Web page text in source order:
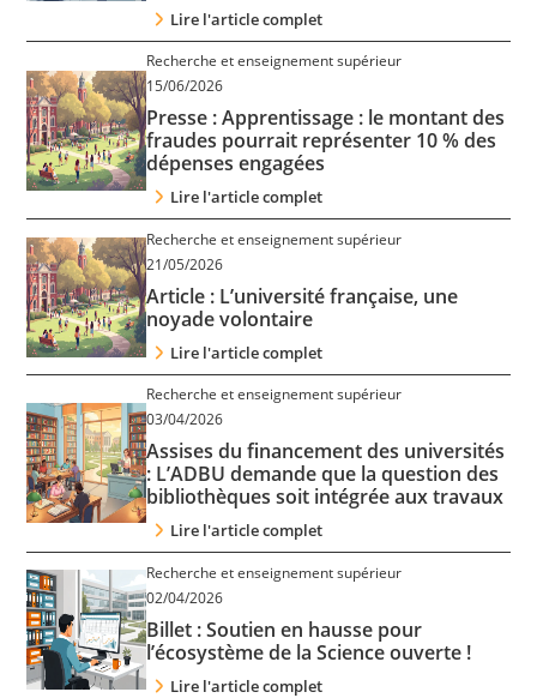
Lire l'article complet
Recherche et enseignement supérieur
15/06/2026
Presse : Apprentissage : le montant des
fraudes pourrait représenter 10 % des
dépenses engagées
Lire l'article complet
Recherche et enseignement supérieur
21/05/2026
Article : L’université française, une
noyade volontaire
Lire l'article complet
Recherche et enseignement supérieur
03/04/2026
Assises du financement des universités
: L’ADBU demande que la question des
bibliothèques soit intégrée aux travaux
Lire l'article complet
Recherche et enseignement supérieur
02/04/2026
Billet : Soutien en hausse pour
l’écosystème de la Science ouverte !
Lire l'article complet